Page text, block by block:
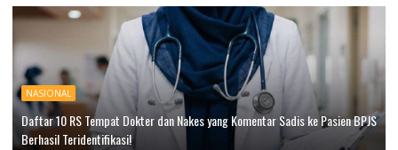
NASIONAL
Daftar 10 RS Tempat Dokter dan Nakes yang Komentar Sadis ke Pasien BPJS
Berhasil Teridentifikasi!